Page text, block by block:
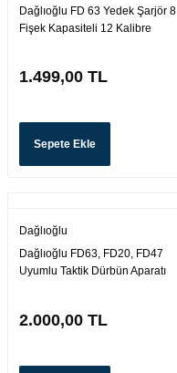
Dağlıoğlu FD 63 Yedek Şarjör 8
Fişek Kapasiteli 12 Kalibre
1.499,00 TL
Sepete Ekle
Dağlıoğlu
Dağlıoğlu FD63, FD20, FD47
Uyumlu Taktik Dürbün Aparatı
2.000,00 TL